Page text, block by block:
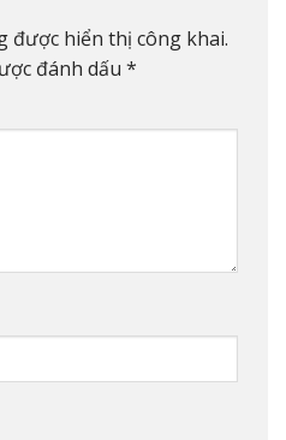
được hiển thị công khai.
đánh dấu *